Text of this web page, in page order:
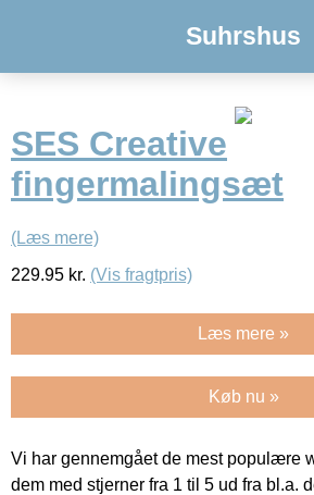
Suhrshus
SES Creative
fingermalingsæt
(Læs mere)
229.95 kr. (Vis fragtpris)
Læs mere »
Køb nu »
Vi har gennemgået de mest populære
dem med stjerner fra 1 til 5 ud fra bl.a.